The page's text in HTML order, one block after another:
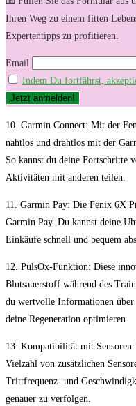
Ihren Weg zu einem fitten
Expertentipps zu profitieren.
Email
Indem Du fortfährst,
10. Garmin Connect: Mit der
nahtlos und drahtlos mit der
So kannst du deine Fortschritte
Aktivitäten mit anderen teilen.
11. Garmin Pay: Die‍ Fenix 6X
Garmin Pay. Du kannst deine
Einkäufe⁣ schnell und bequem
12. PulsOx-Funktion: ‍Diese
Blutsauerstoff während des
du wertvolle Informationen über
deine Regeneration optimieren.
13. Kompatibilität ​mit
Vielzahl⁢ von zusätzlichen‍
Trittfrequenz-‌ und
genauer zu verfolgen.